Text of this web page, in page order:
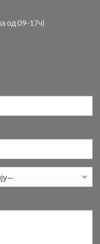
од 09-17ч)